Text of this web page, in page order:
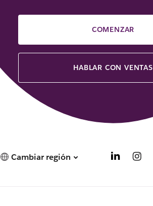
COMENZAR
HABLAR CON VENTAS
Cambiar región